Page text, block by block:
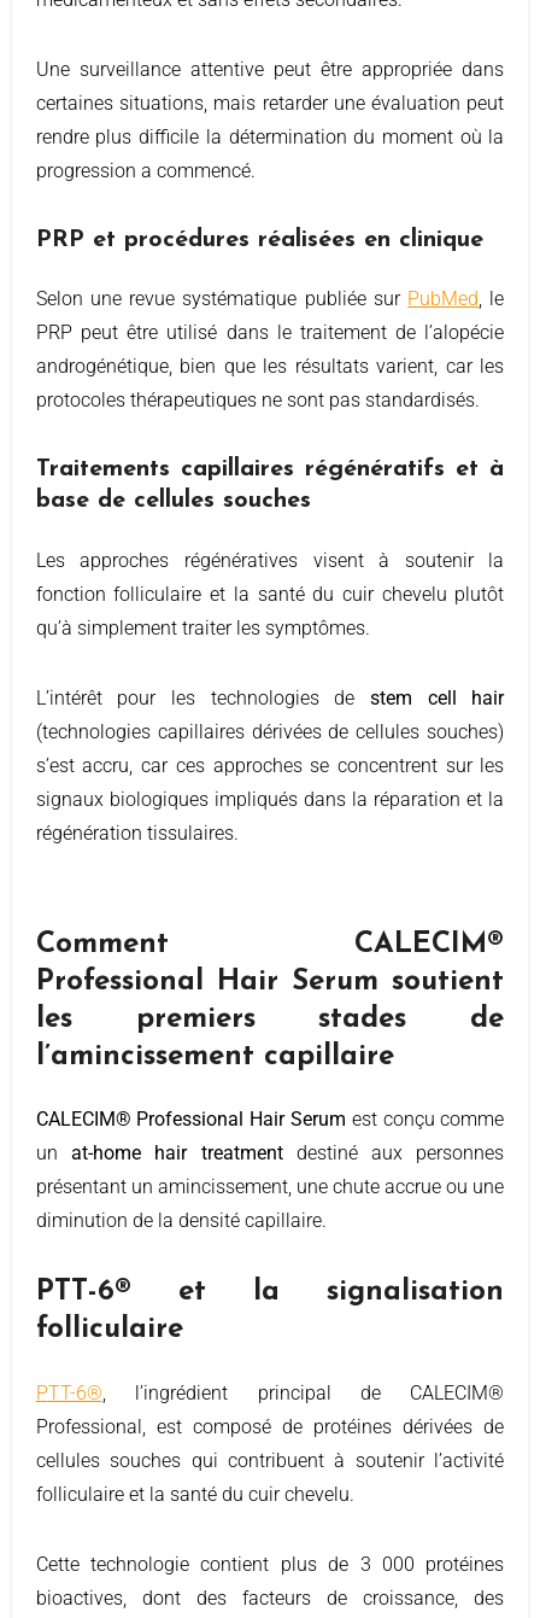
Une surveillance attentive peut être appropriée dans
certaines situations, mais retarder une évaluation peut
rendre plus difficile la détermination du moment où la
progression a commencé.
PRP et procédures réalisées en clinique
Selon une revue systématique publiée sur PubMed, le
PRP peut être utilisé dans le traitement de l’alopécie
androgénétique, bien que les résultats varient, car les
protocoles thérapeutiques ne sont pas standardisés.
Traitements capillaires régénératifs et à
base de cellules souches
Les approches régénératives visent à soutenir la
fonction folliculaire et la santé du cuir chevelu plutôt
qu’à simplement traiter les symptômes.
L’intérêt pour les technologies destem cell hair
(technologies capillaires dérivées de cellules souches)
s’est accru, car ces approches se concentrent sur les
signaux biologiques impliqués dans la réparation et la
régénération tissulaires.
Comment CALECIM®
Professional Hair Serum soutient
les premiers stades de
l’amincissement capillaire
CALECIM® Professional Hair Serum est conçu comme
un at-home hair treatmentdestiné aux personnes
présentant un amincissement, une chute accrue ou une
diminution de la densité capillaire.
PTT-6® et la signalisation
folliculaire
PTT-6® , l’ingrédient principal de CALECIM®
Professional, est composé de protéines dérivées de
cellules souches qui contribuent à soutenir l’activité
folliculaire et la santé du cuir chevelu.
Cette technologie contient plus de 3 000 protéines
bioactives, dont des facteurs de croissance, des